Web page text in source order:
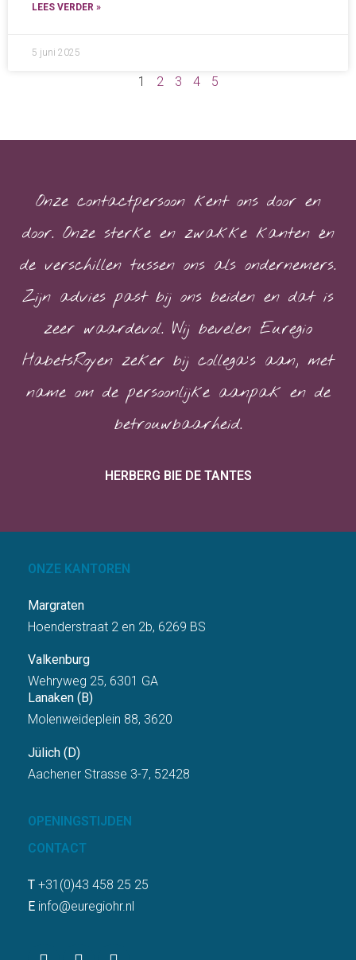
LEES VERDER »
5 juni 2025
1 2 3 4 5
Onze contactpersoon kent ons door en
door. Onze sterke en zwakke kanten én
de verschillen tussen ons als ondernemers.
Zijn advies past bij ons beiden en dat is
zeer waardevol. Wij bevelen Euregio
HabetsRoyen zeker bij collega’s aan, met
name om de persoonlijke aanpak en de
betrouwbaarheid.
HERBERG BIE DE TANTES
ONZE KANTOREN
Margraten
Hoenderstraat 2 en 2b, 6269 BS
Valkenburg
Wehryweg 25, 6301 GA
Lanaken (B)
Molenweideplein 88, 3620
Jülich (D)
Aachener Strasse 3-7, 52428
OPENINGSTIJDEN
CONTACT
T +31(0)43 458 25 25
E info@euregiohr.nl